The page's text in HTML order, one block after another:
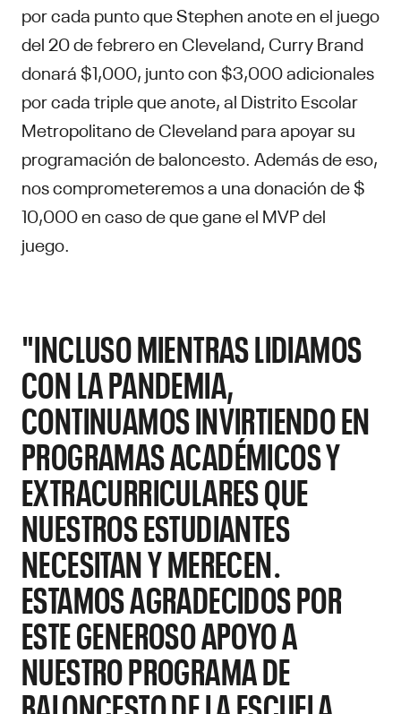
por cada punto que Stephen anote en el juego
del 20 de febrero en Cleveland, Curry Brand
donará $1,000, junto con $3,000 adicionales
por cada triple que anote, al Distrito Escolar
Metropolitano de Cleveland para apoyar su
programación de baloncesto. Además de eso,
nos comprometeremos a una donación de $
10,000 en caso de que gane el MVP del
juego.
"INCLUSO MIENTRAS LIDIAMOS
CON LA PANDEMIA,
CONTINUAMOS INVIRTIENDO EN
PROGRAMAS ACADÉMICOS Y
EXTRACURRICULARES QUE
NUESTROS ESTUDIANTES
NECESITAN Y MERECEN.
ESTAMOS AGRADECIDOS POR
ESTE GENEROSO APOYO A
NUESTRO PROGRAMA DE
BALONCESTO DE LA ESCUELA